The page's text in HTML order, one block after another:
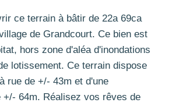
ce terrain à bâtir de 22a 69ca
de Grandcourt. Ce bien est
hors zone d'aléa d'inondations
lotissement. Ce terrain dispose
rue de +/- 43m et d'une
+/- 64m. Réalisez vos rêves de